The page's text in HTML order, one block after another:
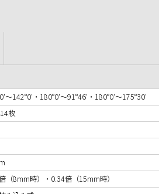
〜142°0'・180°0'〜91°46'・180°0'〜175°30'
枚
（8mm時）・0.34倍（15mm時）